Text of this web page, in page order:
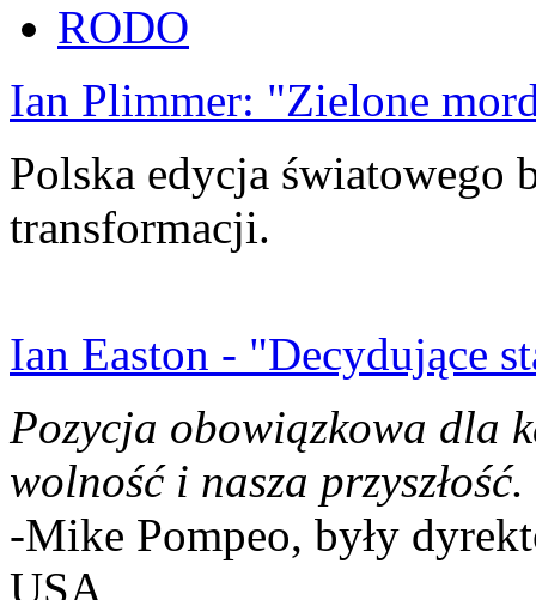
RODO
Ian Plimmer: "Zielone
Polska edycja światowego
transformacji.
Ian Easton - "Decydujące
Pozycja obowiązkowa dla
wolność i nasza przyszłość.
-Mike Pompeo, były
USA